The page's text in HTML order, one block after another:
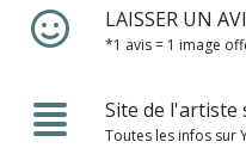
LAISSER UN
*1 avis = 1 image
Site de l'artiste
Toutes les infos sur